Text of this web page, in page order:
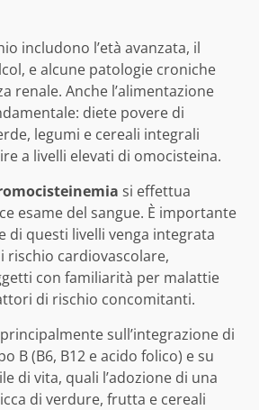
includono l’età avanzata, il
e alcune patologie croniche
renale. Anche l’alimentazione
diete povere di
legumi e cereali integrali
a livelli elevati di omocisteina.
si effettua
esame del sangue. È importante
di questi livelli venga integrata
rischio cardiovascolare,
con familiarità per malattie
di rischio concomitanti.
sull’integrazione di
B (B6, B12 e acido folico) e su
di vita, quali l’adozione di una
di verdure, frutta e cereali